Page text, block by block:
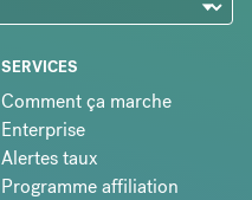
SERVICES
Comment ça marche
Enterprise
Alertes taux
Programme affiliation